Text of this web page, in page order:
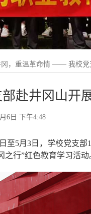
冈，重温革命情 —— 我校党
赴井冈山开
6日 下午4:48
至5月3日，学校党支部
行”红色教育学习活动